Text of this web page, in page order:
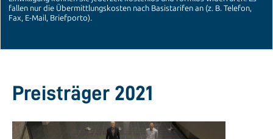
Preisträger 2021